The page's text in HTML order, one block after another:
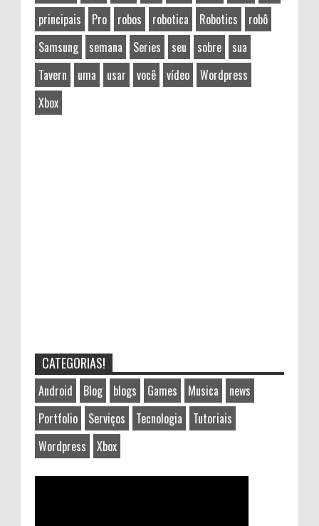
principais
Pro robos robotica Robotics
robô
Samsung
semana Series seu sobre
sua
Tavern
uma usar você vídeo
Wordpress
Xbox
CATEGORIAS!
Android Blog blogs Games Musica
news
Portfolio
Serviços Tecnologia
Tutoriais
Wordpress
Xbox